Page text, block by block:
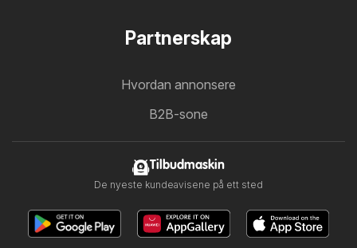
Partnerskap
Hvordan annonsere
B2B-sone
Tilbudmaskin
De nyeste kundeavisene på ett sted